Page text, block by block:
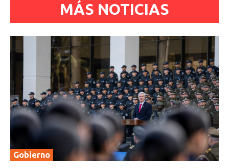
MÁS NOTICIAS
Gobierno